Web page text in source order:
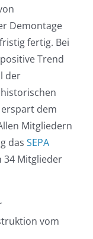
Demontage
fertig. Bei
Trend
der
dem
Mitgliedern
das SEPA
34 Mitglieder
vom